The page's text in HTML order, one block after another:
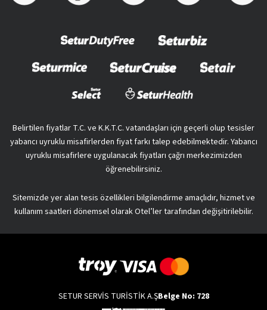
Belirtilen fiyatlar T.C. ve K.K.T.C. vatandaşları için geçerli olup tesisler
yabancı uyruklu misafirlerden fiyat farkı talep edebilmektedir. Yabancı
uyruklu misafirlere uygulanacak fiyatları çağrı merkezimizden
öğrenebilirsiniz.
Sitemizde yer alan tesis özellikleri bilgilendirme amaçlıdır, hizmet ve
kullanım saatleri dönemsel olarak Otel’ler tarafından değişitirilebilir.
SETUR SERVİS TURİSTİK A.ŞBelge No: 728